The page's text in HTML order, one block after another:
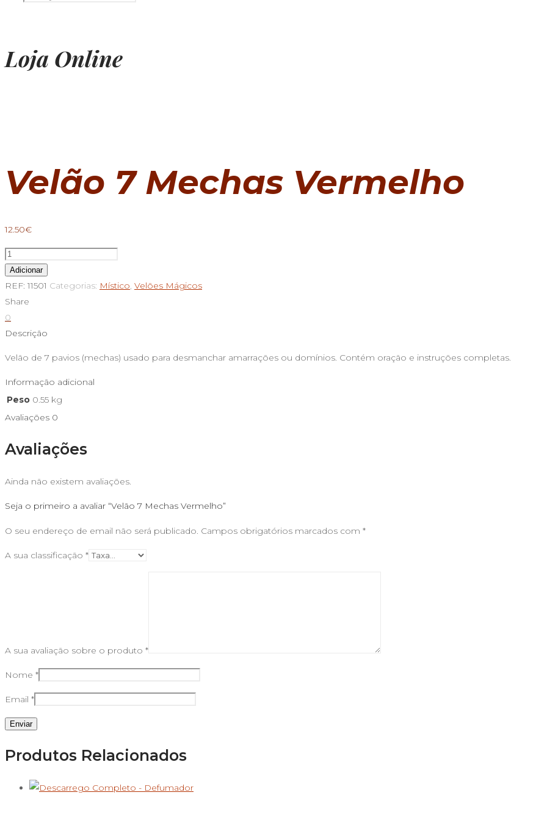
Loja Online
Velão 7 Mechas Vermelho
12.50€
Quantidade
de
Velão
7
Mechas
Vermelho
Adicionar
REF:11501 Categorias: Místico, Velões Mágicos
Share
0
Descrição
Velão de 7 pavios (mechas) usado para desmanchar amarrações ou domínios. Contém oração e instruções completas.
Informação adicional
Peso 0.55 kg
Avaliações 0
Avaliações
Ainda não existem avaliações.
Seja o primeiro a avaliar “Velão 7 Mechas Vermelho”
O seu endereço de email não será publicado. Campos obrigatórios marcados com *
A sua classificação *
A sua avaliação sobre o produto *
Nome *
Email *
Produtos Relacionados